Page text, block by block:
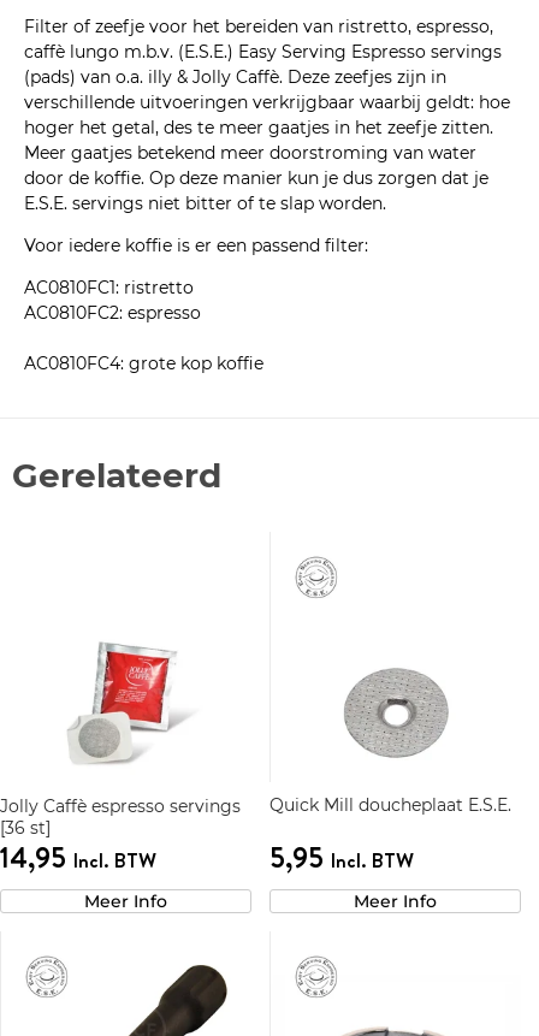
Filter of zeefje voor het bereiden van ristretto, espresso,
caffè lungo m.b.v. (E.S.E.) Easy Serving Espresso servings
(pads) van o.a. illy & Jolly Caffè. Deze zeefjes zijn in
verschillende uitvoeringen verkrijgbaar waarbij geldt: hoe
hoger het getal, des te meer gaatjes in het zeefje zitten.
Meer gaatjes betekend meer doorstroming van water
door de koffie. Op deze manier kun je dus zorgen dat je
E.S.E. servings niet bitter of te slap worden.
Voor iedere koffie is er een passend filter:
AC0810FC1: ristretto
AC0810FC2: espresso
AC0810FC4: grote kop koffie
Gerelateerd
Jolly Caffè espresso servings
[36 st]
14,95 Incl. BTW
Meer Info
Quick Mill doucheplaat E.S.E.
5,95 Incl. BTW
Meer Info